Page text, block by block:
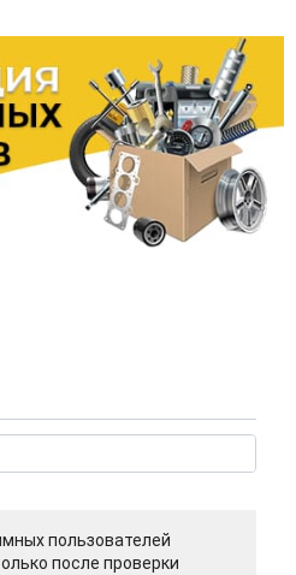
пользователей
после проверки